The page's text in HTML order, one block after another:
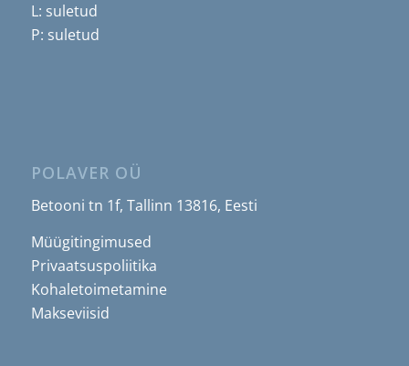
L: suletud
P: suletud
POLAVER OÜ
Betooni tn 1f, Tallinn 13816, Eesti
Müügitingimused
Privaatsuspoliitika
Kohaletoimetamine
Makseviisid